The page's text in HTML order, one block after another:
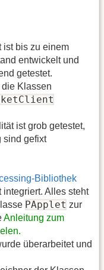
ist bis zu einem
entwickelt und
getestet.
Klassen
ist grob getestet,
sind gefixt
Bibliothek
integriert. Alles steht
PApplet zur
Anleitung zum
überarbeitet und